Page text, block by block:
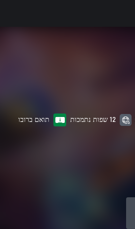
12 שפות נתמכות תואם ברובו